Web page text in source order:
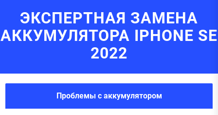
ЭКСПЕРТНАЯ ЗАМЕНА
АККУМУЛЯТОРА IPHONE SE
2022
Проблемы с аккумулятором